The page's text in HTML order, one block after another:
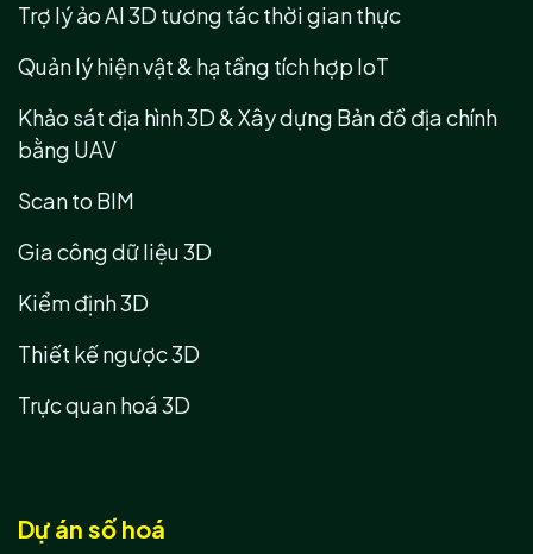
Trợ lý ảo AI 3D tương tác thời gian thực
Quản lý hiện vật & hạ tầng tích hợp IoT
Khảo sát địa hình 3D & Xây dựng Bản đồ địa chính
bằng UAV
Scan to BIM
Gia công dữ liệu 3D
Kiểm định 3D
Thiết kế ngược 3D
Trực quan hoá 3D
Dự án số hoá